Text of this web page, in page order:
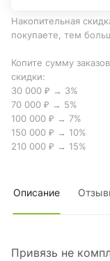
Накопительная
покупаете, тем
Копите сумму
скидки:
30 000 ₽ → 3%
70 000 ₽ → 5%
100 000 ₽ → 7%
150 000 ₽ → 10%
210 000 ₽ → 15%
Описание
Привязь не